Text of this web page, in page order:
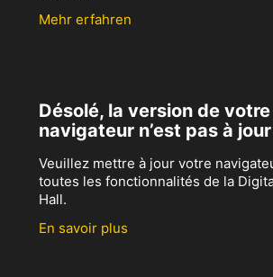
Mehr erfahren
Désolé, la version de votre
navigateur n’est pas à jour
Veuillez mettre à jour votre
toutes les fonctionnalités de la
Hall.
En savoir plus